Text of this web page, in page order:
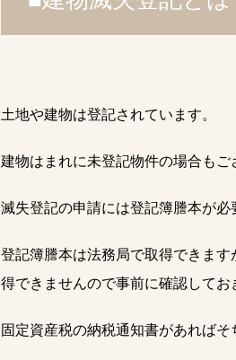
土地や建物は登記されています。
建物はまれに未登記物件の場合も
滅失登記の申請には登記簿謄本が必
登記簿謄本は法務局で取得できま
得できませんので事前に確認してお
固定資産税の納税通知書があれば